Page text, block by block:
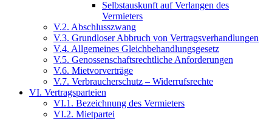
Selbstauskunft auf Verlangen des
Vermieters
V.2. Abschlusszwang
V.3. Grundloser Abbruch von Vertragsverhandlungen
V.4. Allgemeines Gleichbehandlungsgesetz
V.5. Genossenschaftsrechtliche Anforderungen
V.6. Mietvorverträge
V.7. Verbraucherschutz – Widerrufsrechte
VI. Vertragsparteien
VI.1. Bezeichnung des Vermieters
VI.2. Mietpartei